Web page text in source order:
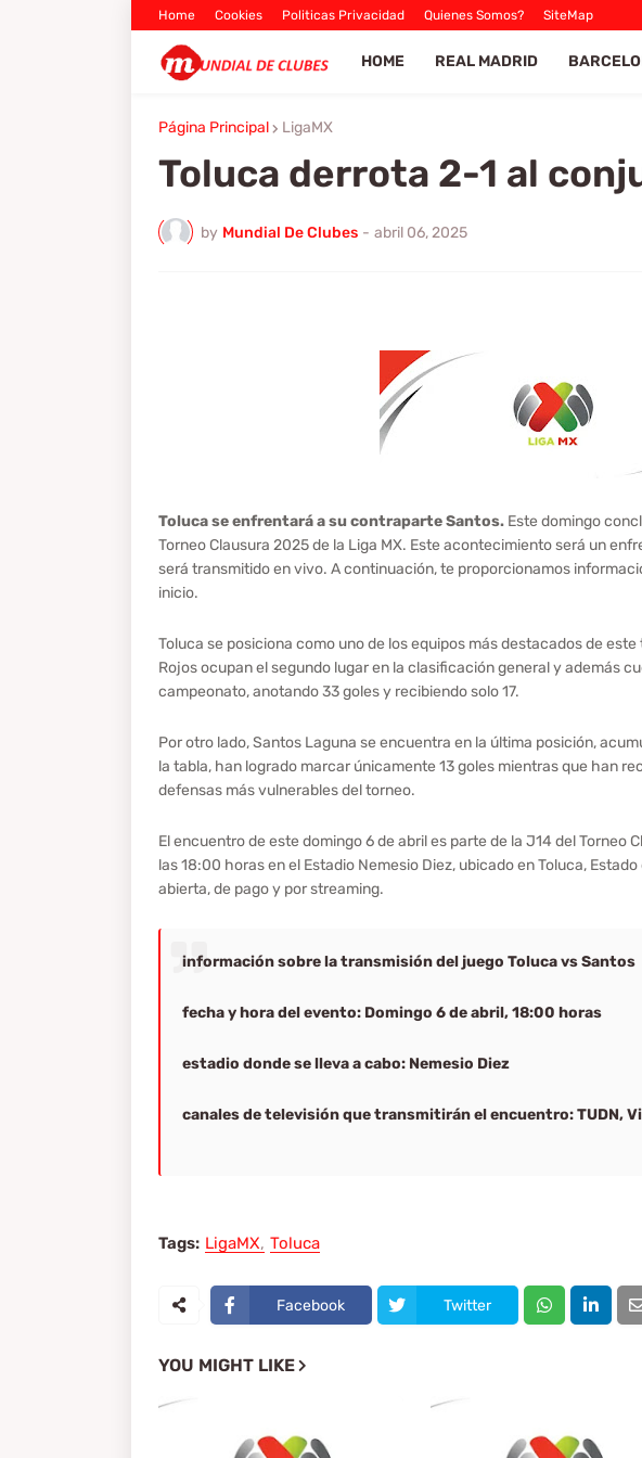
Home Cookies Politicas Privacidad Quienes Somos? SiteMap
HOME REAL MADRID
Página Principal LigaMX
Toluca derrota 2-1 al
by Mundial De Clubes - abril 06, 2025
Toluca se enfrentará a su contraparte Santos.Este domingo
Torneo Clausura 2025 de la Liga MX. Este acontecimiento será un
será transmitido en vivo. A continuación, te proporcionamos
inicio.
Toluca se posiciona como uno de los equipos más destacados de
Rojos ocupan el segundo lugar en la clasificación general y además
campeonato, anotando 33 goles y recibiendo solo 17.
Por otro lado, Santos Laguna se encuentra en la última posición,
la tabla, han logrado marcar únicamente 13 goles mientras que han
defensas más vulnerables del torneo.
El encuentro de este domingo 6 de abril es parte de la J14 del Torneo
las 18:00 horas en el Estadio Nemesio Diez, ubicado en Toluca,
abierta, de pago y por streaming.
información sobre la transmisión del juego Toluca vs Santos
fecha y hora del evento: Domingo 6 de abril, 18:00 horas
estadio donde se lleva a cabo: Nemesio Diez
canales de televisión que transmitirán el encuentro: TUDN,
Tags: LigaMX Toluca
Facebook Twitter
YOU MIGHT LIKE